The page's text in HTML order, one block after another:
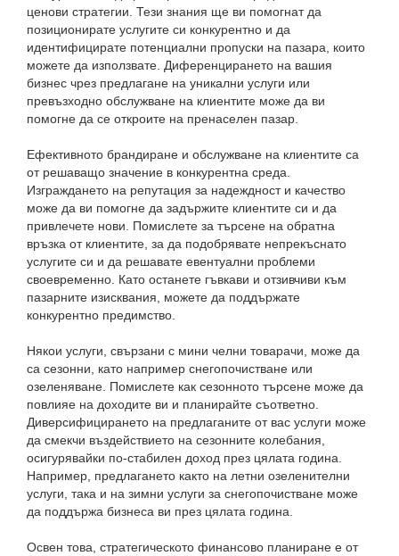
ценови стратегии. Тези знания ще ви помогнат да
позиционирате услугите си конкурентно и да
идентифицирате потенциални пропуски на пазара, които
можете да използвате. Диференцирането на вашия
бизнес чрез предлагане на уникални услуги или
превъзходно обслужване на клиентите може да ви
помогне да се откроите на пренаселен пазар.
Ефективното брандиране и обслужване на клиентите са
от решаващо значение в конкурентна среда.
Изграждането на репутация за надеждност и качество
може да ви помогне да задържите клиентите си и да
привлечете нови. Помислете за търсене на обратна
връзка от клиентите, за да подобрявате непрекъснато
услугите си и да решавате евентуални проблеми
своевременно. Като останете гъвкави и отзивчиви към
пазарните изисквания, можете да поддържате
конкурентно предимство.
Някои услуги, свързани с мини челни товарачи, може да
са сезонни, като например снегопочистване или
озеленяване. Помислете как сезонното търсене може да
повлияе на доходите ви и планирайте съответно.
Диверсифицирането на предлаганите от вас услуги може
да смекчи въздействието на сезонните колебания,
осигурявайки по-стабилен доход през цялата година.
Например, предлагането както на летни озеленителни
услуги, така и на зимни услуги за снегопочистване може
да поддържа бизнеса ви през цялата година.
Освен това, стратегическото финансово планиране е от